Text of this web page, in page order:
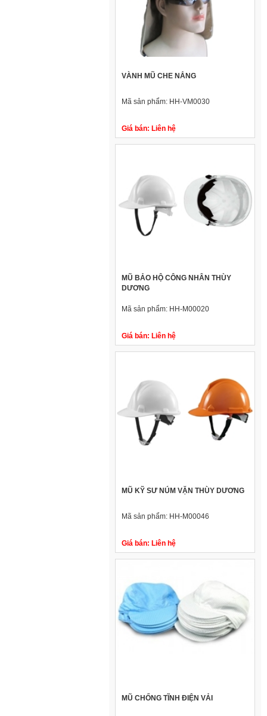
VÀNH MŨ CHE NẮNG
Mã sản phẩm: HH-VM0030
Giá bán: Liên hệ
MŨ BẢO HỘ CÔNG NHÂN THÙY
DƯƠNG
Mã sản phẩm: HH-M00020
Giá bán: Liên hệ
MŨ KỸ SƯ NÚM VẶN THÙY DƯƠNG
Mã sản phẩm: HH-M00046
Giá bán: Liên hệ
MŨ CHỐNG TĨNH ĐIỆN VẢI